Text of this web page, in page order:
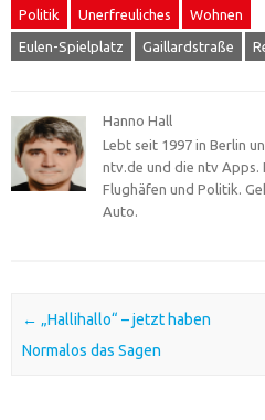
Politik Unerfreuliches Wohnen
Eulen-Spielplatz Gaillardstraße
Hanno Hall
Lebt seit 1997 in Berlin
ntv.de und die ntv Apps.
Flughäfen und Politik.
Auto.
Post navigation
← „Hallihallo“ – jetzt haben
Normalos das Sagen